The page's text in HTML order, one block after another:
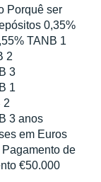
Porquê ser
0,35%
TANB 1
2
3
1
2
3 anos
em Euros
de
€50.000